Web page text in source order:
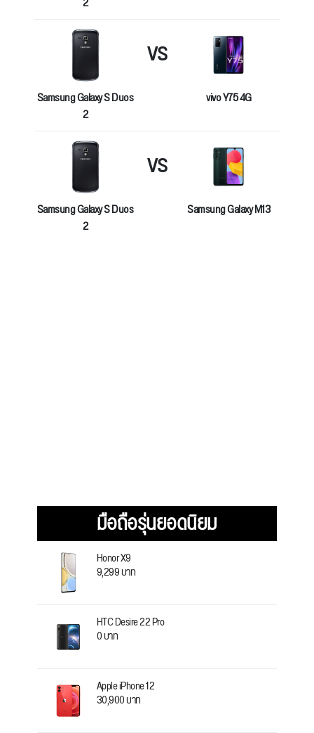
Samsung Galaxy S Duos
2
VS
vivo Y75 4G
Samsung Galaxy S Duos
2
VS
Samsung Galaxy M13
มือถือรุ่นยอดนิยม
Honor X9
9,299 บาท
HTC Desire 22 Pro
0 บาท
Apple iPhone 12
30,900 บาท